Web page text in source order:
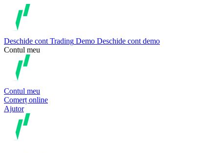
Deschide cont Trading Demo Deschide cont demo
Contul meu
Contul meu
Comerț online
Ajutor